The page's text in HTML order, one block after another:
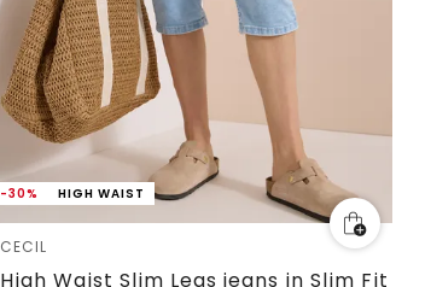
-30% HIGH WAIST
CECIL
High Waist Slim Legs jeans in Slim Fit